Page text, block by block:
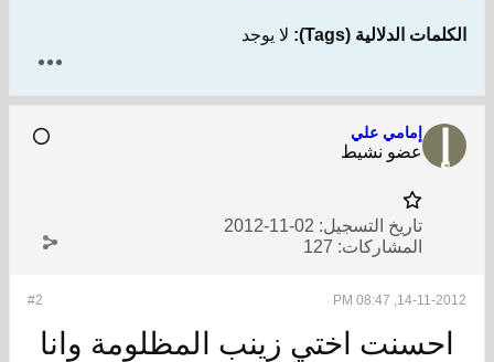
الكلمات الدلالية (Tags): لا يوجد
إمامي علي
عضو نشيط
تاريخ التسجيل: 02-11-2012
المشاركات: 127
#2 14-11-2012, 08:47 PM
احسنت اختي زينب المظلومة وانا